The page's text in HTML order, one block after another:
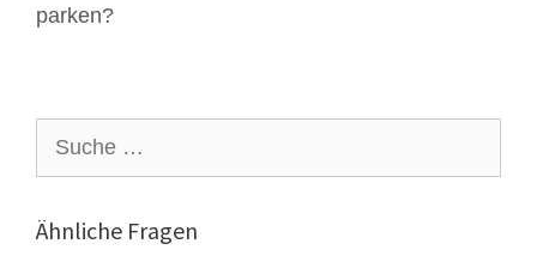
parken?
nach:
Ähnliche Fragen